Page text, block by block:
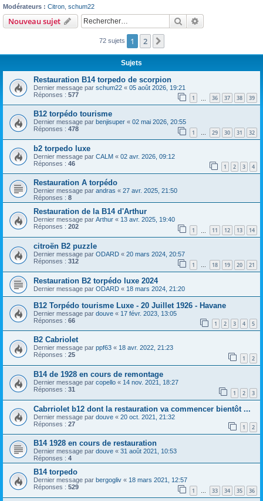
Modérateurs : Citron schum22
Nouveau sujet Rechercher
72 sujets 1 2
Sujets
Restauration B14 torpedo de scorpion
Dernier message par schum22 « 05 août 2026, 19:21
Réponses : 577 1 36 37 38 39
B12 torpédo tourisme
Dernier message par benjisuper « 02 mai 2026, 20:55
Réponses : 478 1 … 29 30 31 32
b2 torpedo luxe
Dernier message par CALM « 02 avr. 2026, 09:12
Réponses : 46 1 2 3 4
Restauration A torpédo
Dernier message par andras « 27 avr. 2025, 21:50
Réponses : 8
Restauration de la B14 d'Arthur
Dernier message par Arthur « 13 avr. 2025, 19:40
Réponses : 202 1 11 12 13 14
citroën B2 puzzle
Dernier message par ODARD « 20 mars 2024, 20:57
Réponses : 312 1 … 18 19 20 21
Restauration B2 torpédo luxe 2024
Dernier message par ODARD « 18 mars 2024, 21:20
B12 Torpédo tourisme Luxe - 20 Juillet 1926 - Havane
Dernier message par douve « 17 févr. 2023, 13:05
Réponses : 66 1 2 3 4 5
B2 Cabriolet
Dernier message par ppf63 « 18 avr. 2022, 21:23
Réponses : 25 1 2
B14 de 1928 en cours de remontage
Dernier message par copello « 14 nov. 2021, 18:27
Réponses : 31 1 2 3
Cabrriolet b12 dont la restauration va commencer bientôt ...
Dernier message par douve « 20 oct. 2021, 21:32
Réponses : 27 1 2
B14 1928 en cours de restauration
Dernier message par douve « 31 août 2021, 10:53
Réponses : 4
B14 torpedo
Dernier message par bergogliv « 18 mars 2021, 12:57
Réponses : 529 1 … 33 34 35 36